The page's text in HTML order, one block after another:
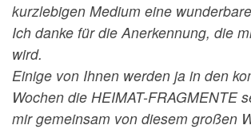
kurzlebigen Medium eine
Ich danke für die Anerkennung, die
wird.
Einige von Ihnen werden ja in den
Wochen die HEIMAT-FRAGMENTE
mir gemeinsam von diesem großen